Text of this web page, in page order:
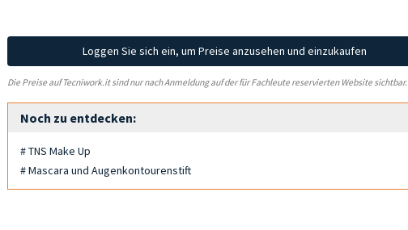
Loggen Sie sich ein, um Preise anzusehen und einzukaufen
Die Preise auf Tecniwork.it sind nur nach Anmeldung auf der für Fachleute reservierten Website sichtbar.
Noch zu entdecken:
# TNS Make Up
# Mascara und Augenkontourenstift